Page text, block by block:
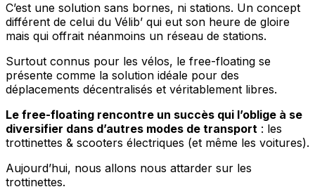
C’est une solution sans bornes, ni stations. Un concept
différent de celui du Vélib’ qui eut son heure de gloire
mais qui offrait néanmoins un réseau de stations.
Surtout connus pour les vélos, le free-floating se
présente comme la solution idéale pour des
déplacements décentralisés et véritablement libres.
Le free-floating rencontre un succès qui l’oblige à se
diversifier dans d’autres modes de transport : les
trottinettes & scooters électriques (et même les voitures).
Aujourd’hui, nous allons nous attarder sur les
trottinettes.